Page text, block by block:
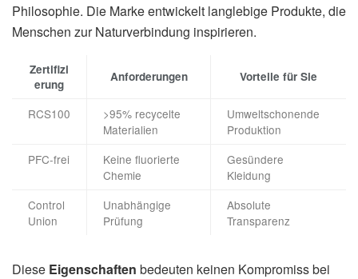
Philosophie. Die Marke entwickelt langlebige Produkte, die
Menschen zur Naturverbindung inspirieren.
Zertifizi
erung
Anforderungen Vorteile für Sie
RCS100
>95% recycelte
Materialien
Umweltschonende
Produktion
PFC-frei
Keine fluorierte
Chemie
Gesündere
Kleidung
Control
Union
Unabhängige
Prüfung
Absolute
Transparenz
Diese Eigenschaften bedeuten keinen Kompromiss bei